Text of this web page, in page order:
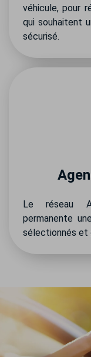
véhicule, pour
qui souhaitent
sécurisé.
Le réseau
permanente
sélectionnés et